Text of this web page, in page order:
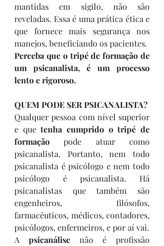
mantidas em sigilo, não são
reveladas. Essa é uma prática ética e
que fornece mais segurança nos
manejos, beneficiando os pacientes.
Perceba que o tripé de formação de
um psicanalista, é um processo
lento e rigoroso.
QUEM PODE SER PSICANALISTA?
Qualquer pessoa com nível superior
e que tenha cumprido o tripé de
formação pode atuar como
psicanalista. Portanto, nem todo
psicanalista é psicólogo e nem todo
psicólogo é psicanalista. Há
psicanalistas que também são
engenheiros, filósofos,
farmacêuticos, médicos, contadores,
psicólogos, enfermeiros, e por aí vai.
A psicanálise não é profissão